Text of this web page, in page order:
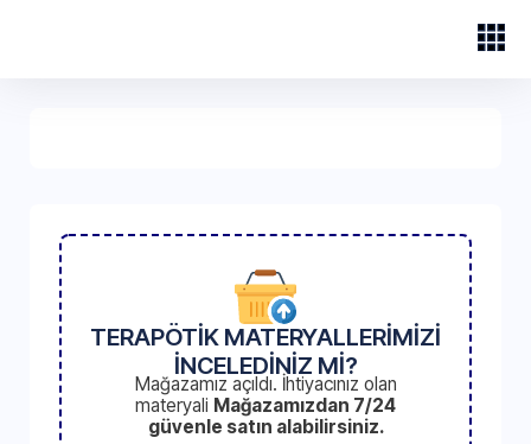
TERAPÖTİK MATERYALLERİMİZİ
İNCELEDİNİZ Mİ?
Mağazamız açıldı. İhtiyacınız olan
materyali Mağazamızdan 7/24
güvenle satın alabilirsiniz.